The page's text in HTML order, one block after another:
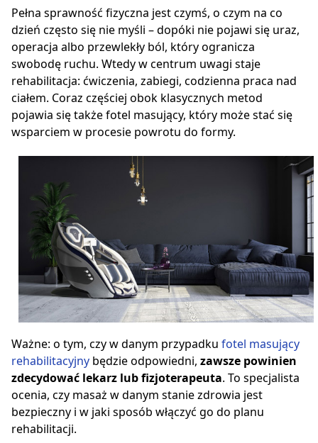
Pełna sprawność fizyczna jest czymś, o czym na co
dzień często się nie myśli – dopóki nie pojawi się uraz,
operacja albo przewlekły ból, który ogranicza
swobodę ruchu. Wtedy w centrum uwagi staje
rehabilitacja: ćwiczenia, zabiegi, codzienna praca nad
ciałem. Coraz częściej obok klasycznych metod
pojawia się także fotel masujący, który może stać się
wsparciem w procesie powrotu do formy.
Ważne: o tym, czy w danym przypadku fotel masujący
rehabilitacyjny będzie odpowiedni, zawsze powinien
zdecydować lekarz lub fizjoterapeuta. To specjalista
ocenia, czy masaż w danym stanie zdrowia jest
bezpieczny i w jaki sposób włączyć go do planu
rehabilitacji.